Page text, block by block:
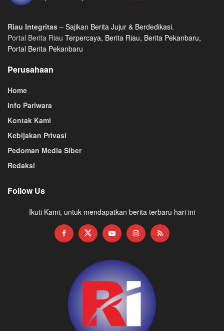
Riau Integritas – Sajikan Berita Jujur & Berdedikasi.
Portal Berita Riau Terpercaya, Berita Riau, Berita Pekanbaru,
Portal Berita Pekanbaru
Perusahaan
Home
Info Pariwara
Kontak Kami
Kebijakan Privasi
Pedoman Media Siber
Redaksi
Follow Us
Ikuti Kami, untuk mendapatkan berita terbaru hari ini